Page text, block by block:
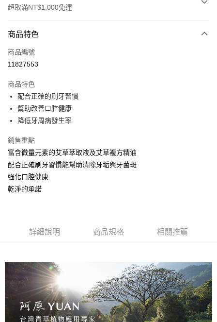
超取滿NT$1,000免運
信用卡一次付款
LINE Pay
街口支付
悠遊付
大哥付你分期
相關說明
1.本服務由台灣大哥大提供，台灣大哥大用戶可立即使用無須另外申請。
2.付款方式選擇「大哥付你分期」，訂單成立後會自動跳轉到大哥付的交易
消。如遇「轉專審核」未通過狀況，表示未達大哥付你分期系統評分，恕無
醒簡訊。
2.透過簡訊連結打開帳單後，可選擇「超商條碼／台灣大直營門市／銀行轉
帳／街口支付／iPASS MONEY」等通路繳費。
【注意事項】
1.本服務係由「台灣大哥大股份有限公司」（以下簡稱本公司）所提供，讓
用戶於交易時，得透過本服務購買商品或服務，並由商店將買賣／分期付款
AFTEE先享後付
相關說明
１．簡單：不需註冊會員、不需綁卡、不需儲值。
２．便利：只要手機號碼，簡訊認證，即可結帳。
【「AFTEE先享後付」結帳流程】
１．於結帳方式選擇「AFTEE先享後付」後，將跳轉至「AFTEE先享後付」
結帳頁面，進行簡訊認證並確認金額後，即可完成結帳。
２．訂單成立數日內，您將收到繳費通知簡訊。
３．收到繳費通知簡訊後14天內，點擊此簡訊中的連結，可透過四大超商／
ATM／網路銀行／等多元方式進行付款，方視為交易完成。
※ 請注意：結帳手續完成當下不需立刻繳費，但若您需要取消訂單，請聯絡
運送方式
每筆NT$100，滿NT$1,000(含以上)免運費
❌未開放，選取系統將直接取消訂單❌
每筆NT$999
⭕超取僅提供付款後7-11取貨
商品特色
商品編號
11827553
商品特色
配合正確的刷牙習慣
幫助改善口腔健康
降低牙周病發生率
銷售重點
富含微量元素的艾草萃取液及艾草複方精油
配合正確刷牙習慣能幫助清除牙垢與牙菌斑
強化口腔健康
乾淨的承諾
詳細說明 商品規格 相關推薦